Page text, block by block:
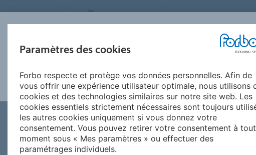
SYSTEMS SWITZERLAND
SEGMENTS RÉFÉRENCES ENVIRONNEMENT
CENTRE DE
TÉLÉCHARGEMENT
Paramètres des cookies
Forbo respecte et protège vos données personnelles. Afin de
vous offrir une expérience utilisateur optimale, nous utilisons
cookies et des technologies similaires sur notre site web. Les
cookies essentiels strictement nécessaires sont toujours
les autres cookies uniquement si vous donnez votre
consentement. Vous pouvez retirer votre consentement à tout
moment sous « Mes paramètres » ou effectuer des
paramétrages individuels.